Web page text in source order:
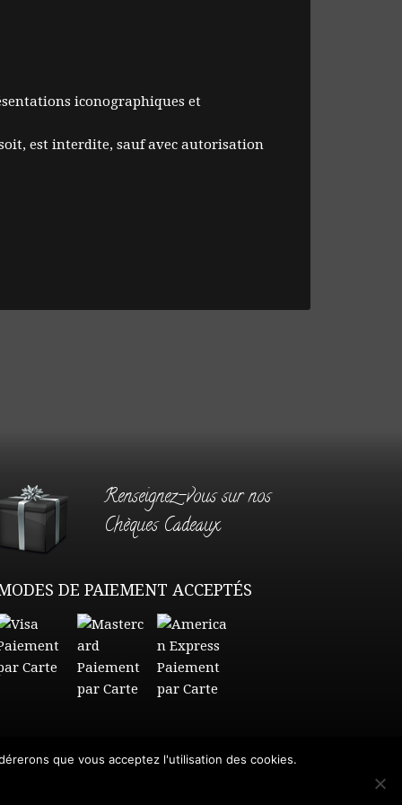
iconographiques et
est interdite, sauf avec autorisation
Renseignez-vous sur nos
Chèques Cadeaux
DE PAIEMENT ACCEPTÉS
que vous acceptez l'utilisation des cookies.